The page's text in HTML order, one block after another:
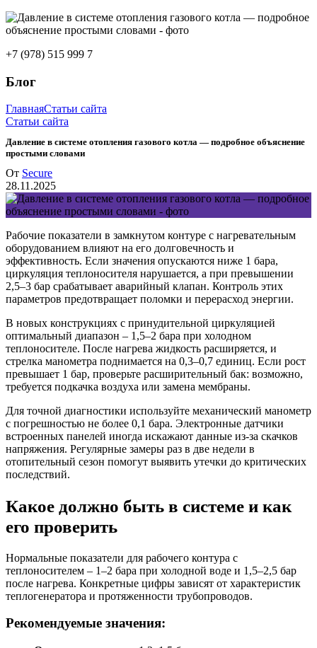
+7 (978) 515 999 7
Блог
ГлавнаяСтатьи сайта
Статьи сайта
Давление в системе отопления газового котла — подробное объяснение
простыми словами
От Secure
28.11.2025
Рабочие показатели в замкнутом контуре с нагревательным
оборудованием влияют на его долговечность и
эффективность. Если значения опускаются ниже 1 бара,
циркуляция теплоносителя нарушается, а при превышении
2,5–3 бар срабатывает аварийный клапан. Контроль этих
параметров предотвращает поломки и перерасход энергии.
В новых конструкциях с принудительной циркуляцией
оптимальный диапазон – 1,5–2 бара при холодном
теплоносителе. После нагрева жидкость расширяется, и
стрелка манометра поднимается на 0,3–0,7 единиц. Если рост
превышает 1 бар, проверьте расширительный бак: возможно,
требуется подкачка воздуха или замена мембраны.
Для точной диагностики используйте механический манометр
с погрешностью не более 0,1 бара. Электронные датчики
встроенных панелей иногда искажают данные из-за скачков
напряжения. Регулярные замеры раз в две недели в
отопительный сезон помогут выявить утечки до критических
последствий.
Какое должно быть в системе и как
его проверить
Нормальные показатели для рабочего контура с
теплоносителем – 1–2 бара при холодной воде и 1,5–2,5 бар
после нагрева. Конкретные цифры зависят от характеристик
теплогенератора и протяженности трубопроводов.
Рекомендуемые значения: